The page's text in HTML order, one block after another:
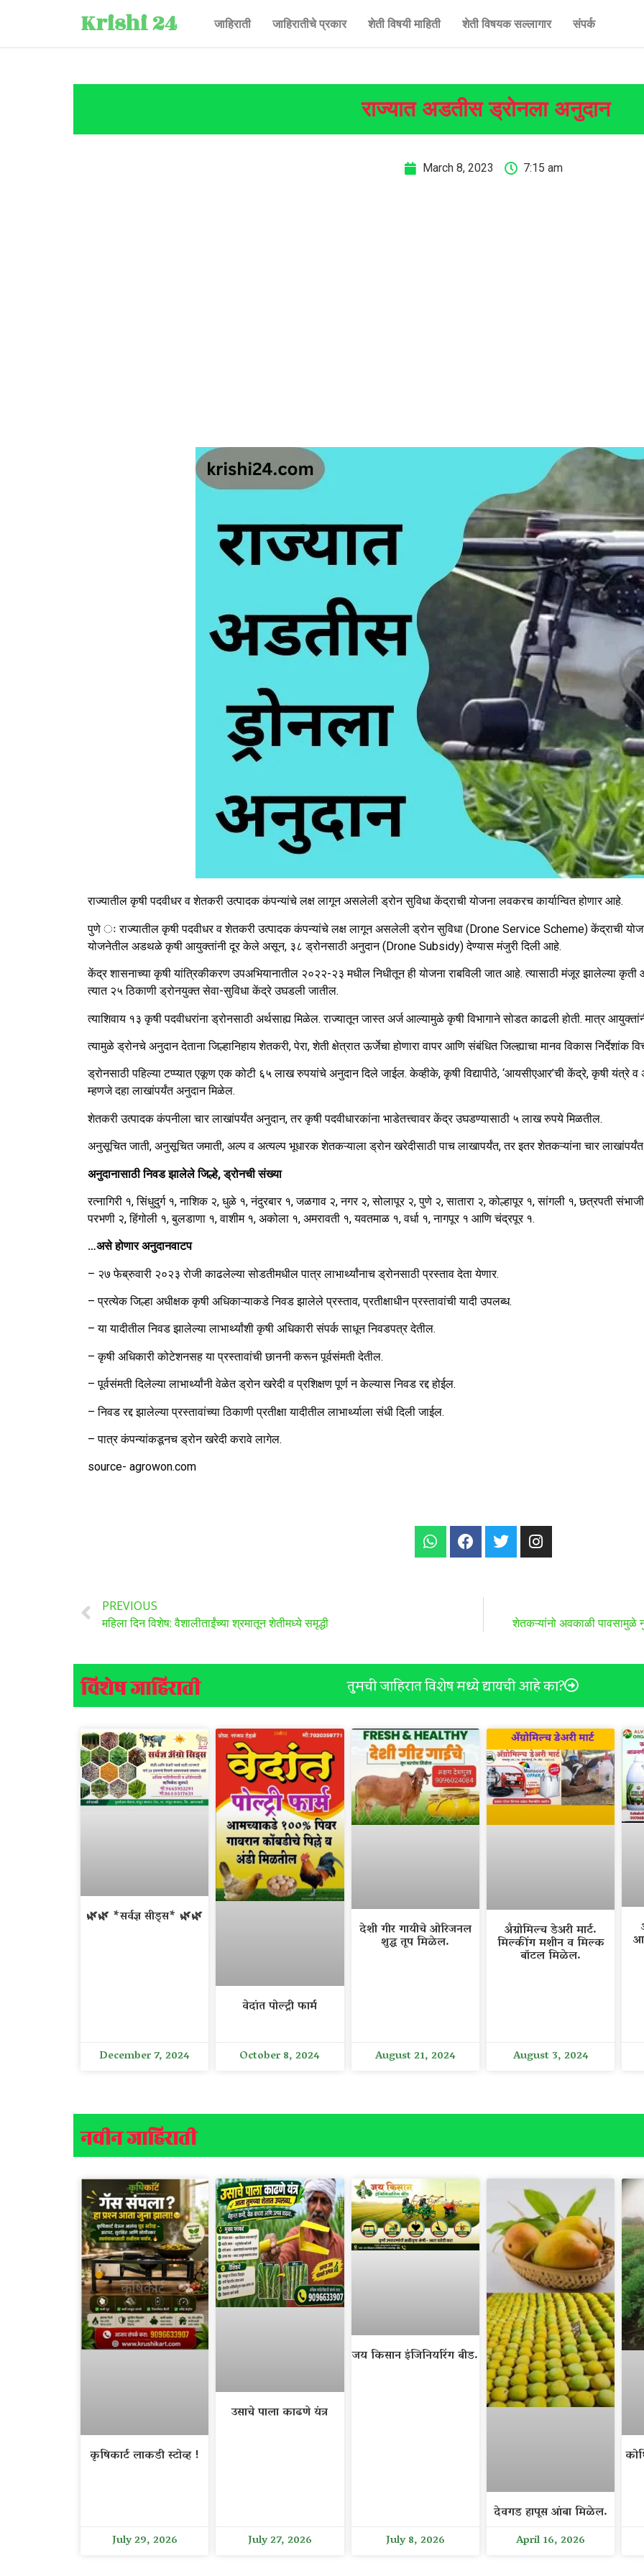
Krishi 24 जाहिराती जाहिरातीचे प्रकार शेती विषयी माहिती शेती विषयक सल्लागार संपर्क
राज्यात अडतीस ड्रोनला अनुदान
March 8, 2023 7:15 am
राज्यातील कृषी पदवीधर व शेतकरी उत्पादक कंपन्यांचे लक्ष लागून असलेली ड्रोन सुविधा केंद्राची योजना लवकरच कार्यान्वित होणार आहे.
पुणे ः राज्यातील कृषी पदवीधर व शेतकरी उत्पादक कंपन्यांचे लक्ष लागून असलेली ड्रोन सुविधा (Drone Service Scheme) केंद्राची
योजनेतील अडथळे कृषी आयुक्तांनी दूर केले असून, ३८ ड्रोनसाठी अनुदान (Drone Subsidy) देण्यास मंजुरी दिली आहे.
केंद्र शासनाच्या कृषी यांत्रिकीकरण उपअभियानातील २०२२-२३ मधील निधीतून ही योजना राबविली जात आहे. त्यासाठी मंजूर झालेल्या कृती
त्यात २५ ठिकाणी ड्रोनयुक्त सेवा-सुविधा केंद्रे उघडली जातील.
त्याशिवाय १३ कृषी पदवीधरांना ड्रोनसाठी अर्थसाह्य मिळेल. राज्यातून जास्त अर्ज आल्यामुळे कृषी विभागाने सोडत काढली होती. मात्र
त्यामुळे ड्रोनचे अनुदान देताना जिल्हानिहाय शेतकरी, पेरा, शेती क्षेत्रात ऊर्जेचा होणारा वापर आणि संबंधित जिल्ह्याचा मानव विकास निर्देशांक
ड्रोनसाठी पहिल्या टप्प्यात एकूण एक कोटी ६५ लाख रुपयांचे अनुदान दिले जाईल. केव्हीके, कृषी विद्यापीठे, ‘आयसीएआर’ची केंद्रे, कृषी
म्हणजे दहा लाखांपर्यंत अनुदान मिळेल.
शेतकरी उत्पादक कंपनीला चार लाखांपर्यंत अनुदान, तर कृषी पदवीधारकांना भाडेतत्त्वावर केंद्र उघडण्यासाठी ५ लाख रुपये मिळतील.
अनुसूचित जाती, अनुसूचित जमाती, अल्प व अत्यल्प भूधारक शेतकऱ्याला ड्रोन खरेदीसाठी पाच लाखापर्यंत, तर इतर शेतकऱ्यांना चार
अनुदानासाठी निवड झालेले जिल्हे, ड्रोनची संख्या
रत्नागिरी १, सिंधुदुर्ग १, नाशिक २, धुळे १, नंदुरबार १, जळगाव २, नगर २, सोलापूर २, पुणे २, सातारा २, कोल्हापूर १, सांगली १, छत्रपती
परभणी २, हिंगोली १, बुलडाणा १, वाशीम १, अकोला १, अमरावती १, यवतमाळ १, वर्धा १, नागपूर १ आणि चंद्रपूर १.
…असे होणार अनुदानवाटप
– २७ फेब्रुवारी २०२३ रोजी काढलेल्या सोडतीमधील पात्र लाभार्थ्यांनाच ड्रोनसाठी प्रस्ताव देता येणार.
– प्रत्येक जिल्हा अधीक्षक कृषी अधिकाऱ्याकडे निवड झालेले प्रस्ताव, प्रतीक्षाधीन प्रस्तावांची यादी उपलब्ध.
– या यादीतील निवड झालेल्या लाभार्थ्यांशी कृषी अधिकारी संपर्क साधून निवडपत्र देतील.
– कृषी अधिकारी कोटेशनसह या प्रस्तावांची छाननी करून पूर्वसंमती देतील.
– पूर्वसंमती दिलेल्या लाभार्थ्यांनी वेळेत ड्रोन खरेदी व प्रशिक्षण पूर्ण न केल्यास निवड रद्द होईल.
– निवड रद्द झालेल्या प्रस्तावांच्या ठिकाणी प्रतीक्षा यादीतील लाभार्थ्याला संधी दिली जाईल.
– पात्र कंपन्यांकडूनच ड्रोन खरेदी करावे लागेल.
source- agrowon.com
PREVIOUS
महिला दिन विशेष: वैशालीताईंच्या श्रमातून शेतीमध्ये समृद्धी
शेतकऱ्यांनो अवकाळी पावसामुळे
विशेष जाहिराती तुमची जाहिरात विशेष मध्ये द्यायची आहे का?
🌿🌿 *सर्वज्ञ सीड्स* 🌿🌿
December 7, 2024
वेदांत पोल्ट्री फार्म
October 8, 2024
देशी गीर गायीचे ओरिजनल
शुद्ध तूप मिळेल.
August 21, 2024
अँग्रोमिल्च डेअरी मार्ट.
मिल्कींग मशीन व मिल्क
बॉटल मिळेल.
August 3, 2024
नवीन जाहिराती
कृषिकार्ट लाकडी स्टोव्ह !
July 29, 2026
उसाचे पाला काढणे यंत्र
July 27, 2026
जय किसान इंजिनियरिंग बीड.
July 8, 2026
देवगड हापूस आंबा मिळेल.
April 16, 2026